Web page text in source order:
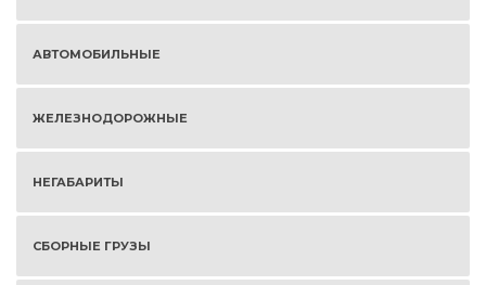
АВТОМОБИЛЬНЫЕ
ЖЕЛЕЗНОДОРОЖНЫЕ
НЕГАБАРИТЫ
СБОРНЫЕ ГРУЗЫ